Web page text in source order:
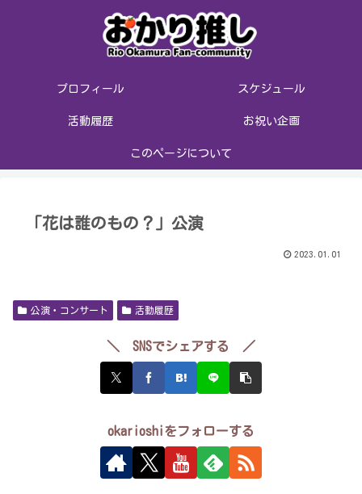
プロフィール スケジュール
活動履歴 お祝い企画
このページについて
「花は誰のもの？」公演
2023.01.01
公演・コンサート 活動履歴
＼ SNSでシェアする ／
okarioshiをフォローする